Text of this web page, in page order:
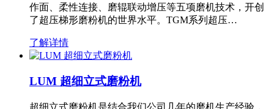
作面、柔性连接、磨辊联动增压等五项磨机技术，开创
了超压梯形磨粉机的世界水平。TGM系列超压…
了解详情
LUM 超细立式磨粉机
超细立式磨粉机是结合我们公司几年的磨机生产经验，